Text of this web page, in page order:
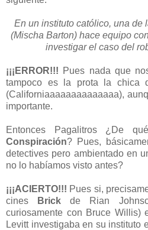
En un instituto católico, una de
(Mischa Barton) hace equipo
investigar el caso del
¡¡¡ERROR!!! Pues nada que
tampoco es la prota la
(Californiaaaaaaaaaaaaaa),
importante.
Entonces Pagalitros ¿De
Conspiración? Pues,
detectives pero ambientado en
no lo habíamos visto antes?
¡¡¡ACIERTO!!! Pues si,
cines
Brick de Rian
curiosamente con Bruce Willis)
Levitt investigaba en su instituto